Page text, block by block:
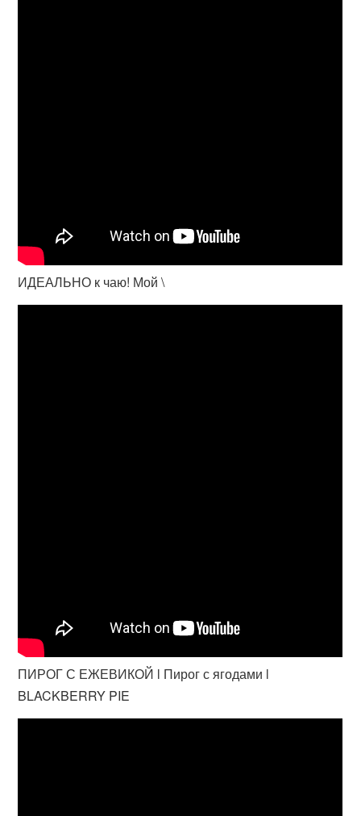
ИДЕАЛЬНО к чаю! Мой \
ПИРОГ С ЕЖЕВИКОЙ l Пирог с ягодами l
BLACKBERRY PIE